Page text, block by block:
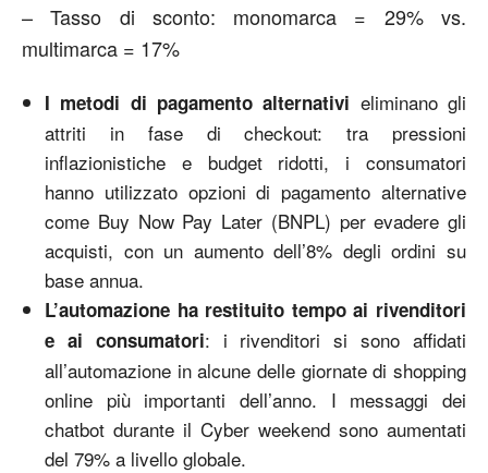
– Tasso di sconto: monomarca = 29% vs.
multimarca = 17%
I metodi di pagamento alternativi eliminano gli
attriti in fase di checkout: tra pressioni
inflazionistiche e budget ridotti, i consumatori
hanno utilizzato opzioni di pagamento alternative
come Buy Now Pay Later (BNPL) per evadere gli
acquisti, con un aumento dell’8% degli ordini su
base annua.
L’automazione ha restituito tempo ai rivenditori
e ai consumatori: i rivenditori si sono affidati
all’automazione in alcune delle giornate di shopping
online più importanti dell’anno. I messaggi dei
chatbot durante il Cyber weekend sono aumentati
del 79% a livello globale.